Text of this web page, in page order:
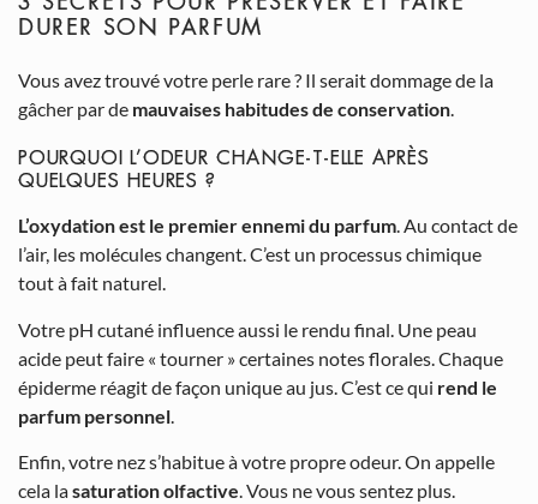
DURER SON PARFUM
Vous avez trouvé votre perle rare ? Il serait dommage de la
gâcher par de mauvaises habitudes de conservation.
POURQUOI L’ODEUR CHANGE-T-ELLE APRÈS
QUELQUES HEURES ?
L’oxydation est le premier ennemi du parfum. Au contact de
l’air, les molécules changent. C’est un processus chimique
tout à fait naturel.
Votre pH cutané influence aussi le rendu final. Une peau
acide peut faire « tourner » certaines notes florales. Chaque
épiderme réagit de façon unique au jus. C’est ce qui rend le
parfum personnel
Enfin, votre nez s’habitue à votre propre odeur. On appelle
cela lasaturation olfactive. Vous ne vous sentez plus.